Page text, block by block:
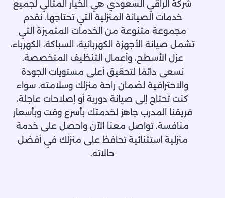
العزل الصوتي : يعمل على تقليل انتقال الأصوات
والضوضاء داخل وخارج المبنى، مما يوفر بيئة أكثر راحة،
ويُستخدم بشكل أساسي في المكاتب، القاعات، والمنازل
التي تحتاج إلى عزل صوتي عالي الكفاءة.
لماذا تختار الراقي السعودي؟
مواد عازلة عالية الجودة تدوم لسنوات طويلة.
تنفيذ دقيق وفق أعلى معايير الأمان والجودة.
أسعار تنافسية تناسب جميع العملاء.
حلول عزل مخصصة تناسب طبيعة المبنى والمناخ
المحيط.
إذا كنت تبحث عن أفضل خدمات العزل في المملكة،
تواصل معنا الآن واحصل على استشارة مجانية! نحن
نضمن لك حماية كاملة لمبناك بأعلى جودة وأفضل
شركة الراقي السعودي هي الخيار المثالي لجميع
خدمات الصيانة المنزلية التي تحتاجها. نقدم
مجموعة متنوعة من الخدمات المتميزة التي
تشمل صيانة الأجهزة الكهربائية، السباكة، الكهرباء،
عزل الأسطح، وأعمال التنظيف المتخصصة.
نسعى دائمًا لتحقيق أعلى مستويات الجودة
والاحترافية لضمان راحة منزلك وسلامته. سواء
كنت تحتاج إلى صيانة دورية أو إصلاحات عاجلة،
فريقنا المدرب جاهز لخدمتك بأسرع وقت وبأسعار
منافسة. تواصل معنا الآن واحصل على خدمة
منزلية استثنائية تحافظ على منزلك في أفضل
حالاته.